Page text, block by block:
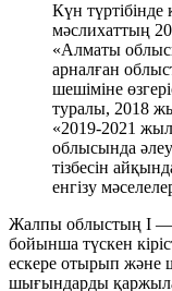
Күн
мәслихаттың
«Алматы
арналған
шешіміне
туралы, 2018
«2019-2021
облысында
тізбесін
енгізу
Жалпы облыстың I
бойынша түскен
ескере отырып және
шығындарды